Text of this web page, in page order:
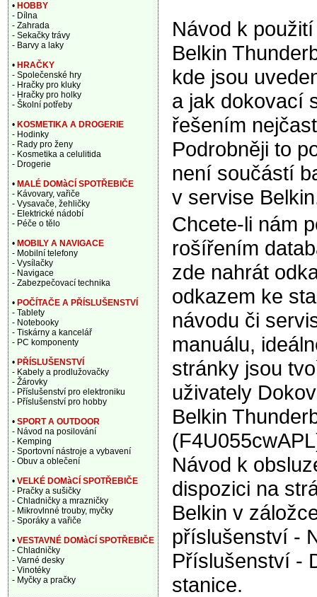
Návod k
Belkin
kde jsou
a jak dokovací
řešením
Podrobněji to
není součástí
v servise
Chcete-li nám
rošířením
zde nahrát
odkazem ke
návodu či
manuálu,
stránky jsou
uživately
Belkin
Návod k
dispozici na
Belkin v
příslušenství -
Příslušenství -
stanice.
• HOBBY
- Dílna
- Zahrada
- Sekačky trávy
- Barvy a laky
• HRAČKY
- Společenské hry
- Hračky pro kluky
- Hračky pro holky
- Školní potřeby
• KOSMETIKA A DROGERIE
- Hodinky
- Rady pro ženy
- Kosmetika a celulitida
- Drogerie
• MALÉ DOMàCÍ SPOTŘEBIČE
- Kávovary, vařiče
- Vysavače, žehličky
- Elektrické nádobí
- Péče o tělo
• MOBILY A NAVIGACE
- Mobilní telefony
- Vysílačky
- Navigace
- Zabezpečovací technika
• POČÍTAČE A PŘÍSLUŠENSTVÍ
- Tablety
- Notebooky
- Tiskárny a kancelář
- PC komponenty
• PŘÍSLUŠENSTVÍ
- Kabely a prodlužovačky
- Žárovky
- Příslušenství pro elektroniku
- Příslušenství pro hobby
• SPORT A OUTDOOR
- Návod na posilování
- Kemping
- Sportovní nástroje a vybavení
- Obuv a oblečení
• VELKÉ DOMàCÍ SPOTŘEBIČE
- Pračky a sušičky
- Chladničky a mrazničky
- Mikrovlnné trouby, myčky
- Sporáky a vařiče
• VESTAVNÉ DOMàCÍ SPOTŘEBIČE
- Chladničky
- Varné desky
- Vinotéky
- Myčky a pračky